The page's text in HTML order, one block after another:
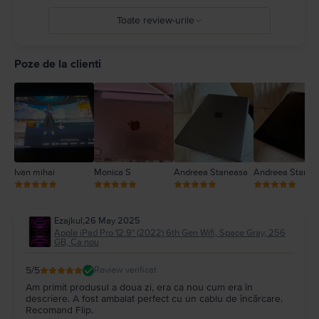
Toate review-urile
2
1
Poze de la clienti
Ivan mihai Monica S Andreea Staneasa Andreea
Ezajkul,26 May 2025
Apple iPad Pro 12.9" (2022) 6th Gen Wifi, Space Gray, 256
GB, Ca nou
5/5 Review verificat
Am primit produsul a doua zi, era ca nou cum era în
descriere. A fost ambalat perfect cu un cablu de încărcare.
Recomand Flip.